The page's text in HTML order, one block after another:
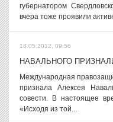
губернатором
вчера тоже проявили
18.05.2012, 09:56
НАВАЛЬНОГО
Международная
признала Алексея
совести. В настоящее
«Исходя из той...